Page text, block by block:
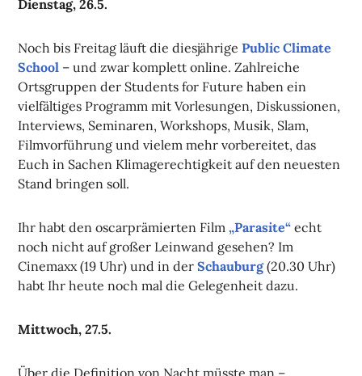
Dienstag, 26.5.
Noch bis Freitag läuft die diesjährigePublic Climate
School – und zwar komplett online. Zahlreiche
Ortsgruppen der Students for Future haben ein
vielfältiges Programm mit Vorlesungen, Diskussionen,
Interviews, Seminaren, Workshops, Musik, Slam,
Filmvorführung und vielem mehr vorbereitet, das
Euch in Sachen Klimagerechtigkeit auf den neuesten
Stand bringen soll.
Ihr habt den oscarprämierten Film„Parasite“ echt
noch nicht auf großer Leinwand gesehen? Im
Cinemaxx (19 Uhr) und in derSchauburg(20.30 Uhr)
habt Ihr heute noch mal die Gelegenheit dazu.
Mittwoch, 27.5.